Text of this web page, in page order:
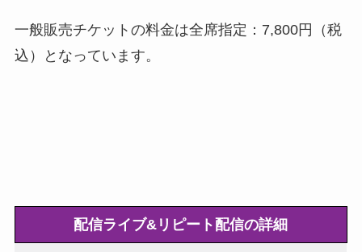
一般販売チケットの料金は全席指定：7,800円（税
込）となっています。
配信ライブ&リピート配信の詳細